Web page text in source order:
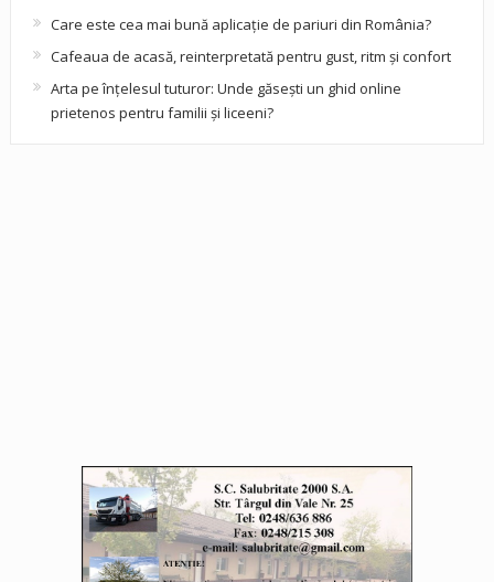
Care este cea mai bună aplicație de pariuri din România?
Cafeaua de acasă, reinterpretată pentru gust, ritm și confort
Arta pe înțelesul tuturor: Unde găsești un ghid online
prietenos pentru familii și liceeni?